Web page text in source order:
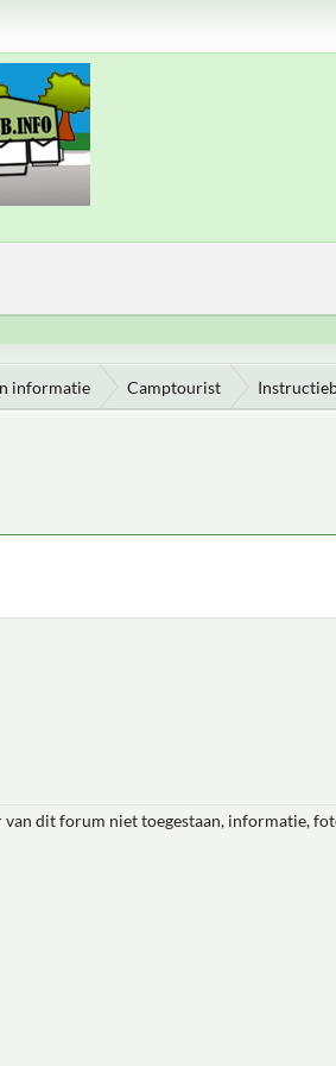
informatie Camptourist
dit forum niet toegestaan, informatie,